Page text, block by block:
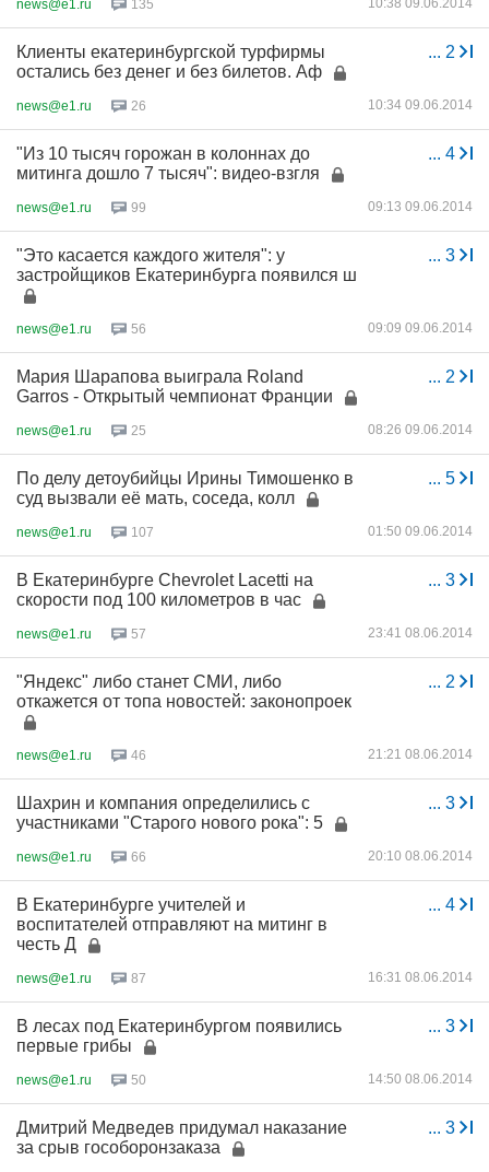
news@e1.ru 135 10:38 09.06.2014
... 2
Клиенты екатеринбургской турфирмы
остались без денег и без билетов. Аф
news@e1.ru 26 10:34 09.06.2014
... 4
"Из 10 тысяч горожан в колоннах до
митинга дошло 7 тысяч": видео-взгля
news@e1.ru 99 09:13 09.06.2014
... 3
"Это касается каждого жителя": у
застройщиков Екатеринбурга появился ш
news@e1.ru 56 09:09 09.06.2014
... 2
Мария Шарапова выиграла Roland
Garros - Открытый чемпионат Франции
news@e1.ru 25 08:26 09.06.2014
... 5
По делу детоубийцы Ирины Тимошенко в
суд вызвали её мать, соседа, колл
news@e1.ru 107 01:50 09.06.2014
... 3
В Екатеринбурге Chevrolet Lacetti на
скорости под 100 километров в час
news@e1.ru 57 23:41 08.06.2014
... 2
"Яндекс" либо станет СМИ, либо
откажется от топа новостей: законопроек
news@e1.ru 46 21:21 08.06.2014
... 3
Шахрин и компания определились с
участниками "Старого нового рока": 5
news@e1.ru 66 20:10 08.06.2014
... 4
В Екатеринбурге учителей и
воспитателей отправляют на митинг в
честь Д
news@e1.ru 87 16:31 08.06.2014
... 3
В лесах под Екатеринбургом появились
первые грибы
news@e1.ru 50 14:50 08.06.2014
... 3
Дмитрий Медведев придумал наказание
за срыв гособоронзаказа